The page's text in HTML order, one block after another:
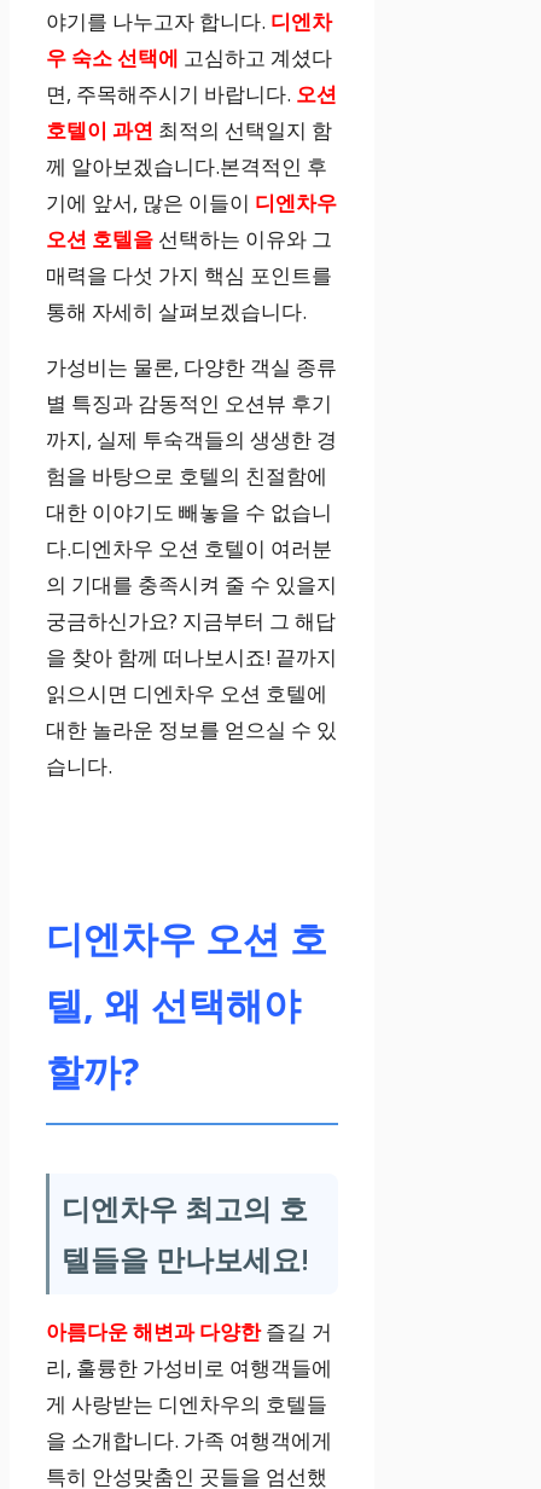
야기를 나누고자 합니다. 디엔차
우 숙소 선택에 고심하고 계셨다
면, 주목해주시기 바랍니다. 오션
호텔이 과연 최적의 선택일지 함
께 알아보겠습니다.본격적인 후
기에 앞서, 많은 이들이 디엔차우
오션 호텔을 선택하는 이유와 그
매력을 다섯 가지 핵심 포인트를
통해 자세히 살펴보겠습니다.
가성비는 물론, 다양한 객실 종류
별 특징과 감동적인 오션뷰 후기
까지, 실제 투숙객들의 생생한 경
험을 바탕으로 호텔의 친절함에
대한 이야기도 빼놓을 수 없습니
다.디엔차우 오션 호텔이 여러분
의 기대를 충족시켜 줄 수 있을지
궁금하신가요? 지금부터 그 해답
을 찾아 함께 떠나보시죠! 끝까지
읽으시면 디엔차우 오션 호텔에
대한 놀라운 정보를 얻으실 수 있
습니다.
디엔차우 오션 호
텔, 왜 선택해야
할까?
디엔차우 최고의 호
텔들을 만나보세요!
아름다운 해변과 다양한즐길 거
리, 훌륭한 가성비로 여행객들에
게 사랑받는 디엔차우의 호텔들
을 소개합니다. 가족 여행객에게
특히 안성맞춤인 곳들을 엄선했